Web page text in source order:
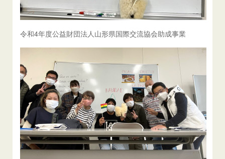
令和4年度公益財団法人山形県国際交流協会助成事業